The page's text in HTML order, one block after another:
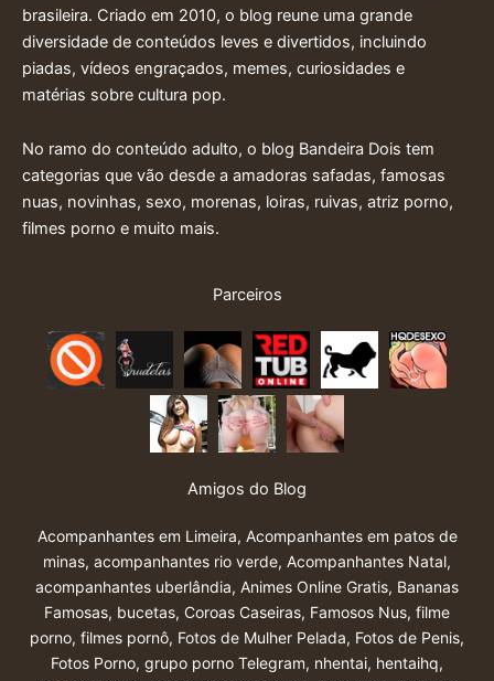
brasileira. Criado em 2010, o blog reune uma grande
diversidade de conteúdos leves e divertidos, incluindo
piadas, vídeos engraçados, memes, curiosidades e
matérias sobre cultura pop.
No ramo do conteúdo adulto, o blog Bandeira Dois tem
categorias que vão desde a amadoras safadas, famosas
nuas, novinhas, sexo, morenas, loiras, ruivas, atriz porno,
filmes porno e muito mais.
Parceiros
Amigos do Blog
Acompanhantes em Limeira, Acompanhantes em patos de
minas, acompanhantes rio verde, Acompanhantes Natal,
acompanhantes uberlândia, Animes Online Gratis, Bananas
Famosas, bucetas, Coroas Caseiras, Famosos Nus, filme
porno, filmes pornô, Fotos de Mulher Pelada, Fotos de Penis,
Fotos Porno, grupo porno Telegram, nhentai, hentaihq,